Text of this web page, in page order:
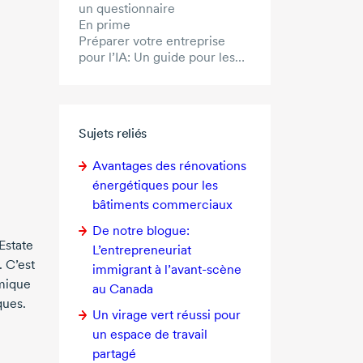
un questionnaire
En prime
Préparer votre entreprise
pour l’IA: Un guide pour les
Sujets reliés
Avantages des rénovations
énergétiques pour les
bâtiments commerciaux
De notre blogue:
L’entrepreneuriat
immigrant à l’avant-scène
au Canada
Un virage vert réussi pour
un espace de travail
partagé